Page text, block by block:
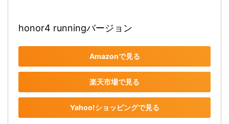
honor4 runningバージョン
Amazonで見る
楽天市場で見る
Yahoo!ショッピングで見る